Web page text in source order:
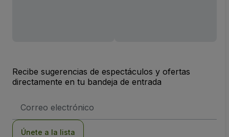
Recibe sugerencias de espectáculos y ofertas
directamente en tu bandeja de entrada
de
Únete a la lista